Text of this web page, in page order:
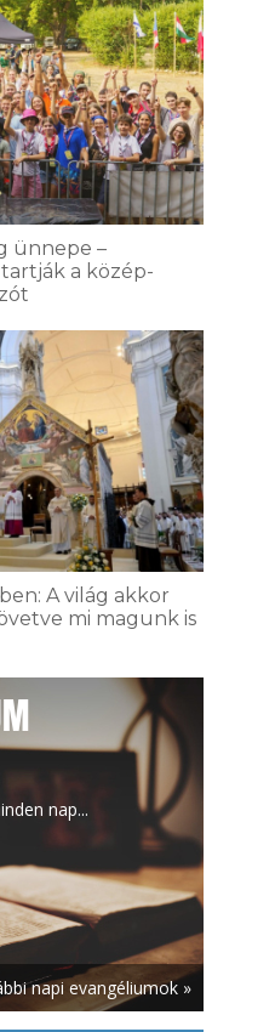
ünnepe –
a közép-
A világ akkor
mi magunk is
nap...
napi evangéliumok »